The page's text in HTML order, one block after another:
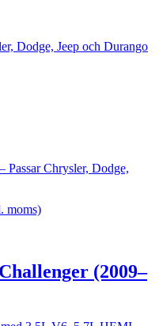
Dodge, Jeep och Durango
Chrysler, Dodge,
moms)
(2009–